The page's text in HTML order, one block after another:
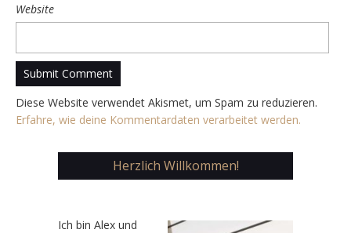
Website
Diese Website verwendet Akismet, um Spam zu reduzieren.
Erfahre, wie deine Kommentardaten verarbeitet werden.
Herzlich Willkommen!
Ich bin Alex und